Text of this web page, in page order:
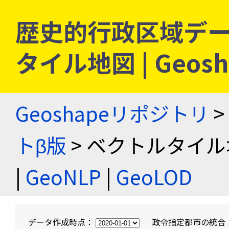
歴史的行政区域デ
タイル地図 |
Geoshapeリポジトリ >
トβ版 > ベクトルタイ
| GeoNLP | GeoLOD
データ作成時点： 政令指定都市の統